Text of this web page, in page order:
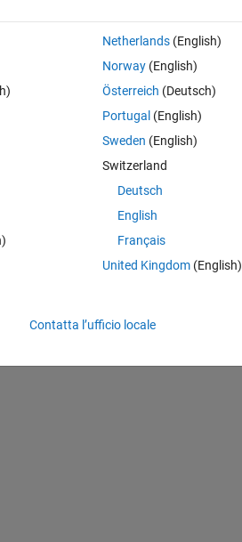
Netherlands(English)
Norway(English)
Österreich (Deutsch)
Portugal (English)
Sweden (English)
Switzerland
Deutsch
English
Français
United Kingdom(English)
Contatta l’ufficio locale